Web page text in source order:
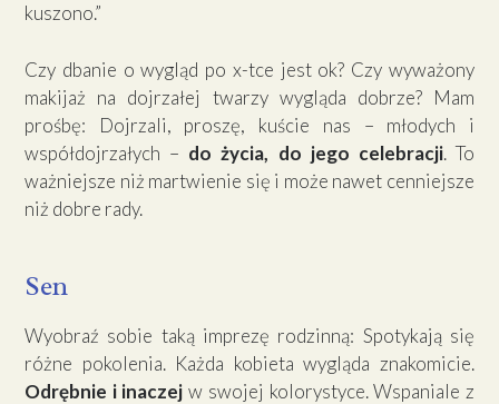
kuszono.”
Czy dbanie o wygląd po x-tce jest ok? Czy wyważony
makijaż na dojrzałej twarzy wygląda dobrze? Mam
prośbę: Dojrzali, proszę, kuście nas – młodych i
współdojrzałych – do życia, do jego celebracji. To
ważniejsze niż martwienie się i może nawet cenniejsze
niż dobre rady.
Sen
Wyobraź sobie taką imprezę rodzinną: Spotykają się
różne pokolenia. Każda kobieta wygląda znakomicie.
Odrębnie i inaczej w swojej kolorystyce. Wspaniale z